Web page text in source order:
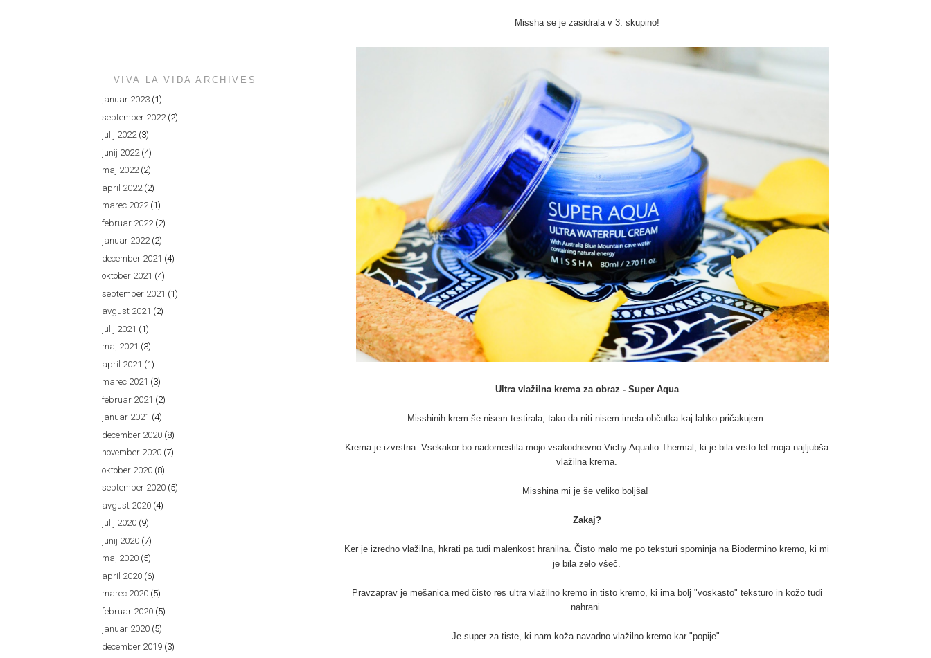
Missha se je zasidrala v 3. skupino!
Ultra vlažilna krema za obraz - Super Aqua
Misshinih krem še nisem testirala, tako da niti nisem imela občutka kaj lahko pričakujem.
Krema je izvrstna. Vsekakor bo nadomestila mojo vsakodnevno Vichy Aqualio Thermal, ki je bila vrsto let moja najljubša
vlažilna krema.
Misshina mi je še veliko boljša!
Zakaj?
Ker je izredno vlažilna, hkrati pa tudi malenkost hranilna. Čisto malo me po teksturi spominja na Biodermino kremo, ki mi
je bila zelo všeč.
Pravzaprav je mešanica med čisto res ultra vlažilno kremo in tisto kremo, ki ima bolj "voskasto" teksturo in kožo tudi
nahrani.
Je super za tiste, ki nam koža navadno vlažilno kremo kar "popije".
VIVA LA VIDA ARCHIVES
januar 2023 (1)
september 2022 (2)
julij 2022(3)
junij 2022 (4)
maj 2022(2)
april 2022 (2)
marec 2022(1)
februar 2022 (2)
januar 2022(2)
december 2021 (4)
oktober 2021 (4)
september 2021 (1)
avgust 2021 (2)
julij 2021 (1)
maj 2021 (3)
april 2021 (1)
marec 2021 (3)
februar 2021 (2)
januar 2021 (4)
december 2020 (8)
november 2020 (7)
oktober 2020 (8)
september 2020 (5)
avgust 2020 (4)
julij 2020 (9)
junij 2020 (7)
maj 2020 (5)
april 2020 (6)
marec 2020 (5)
februar 2020 (5)
januar 2020 (5)
december 2019 (3)